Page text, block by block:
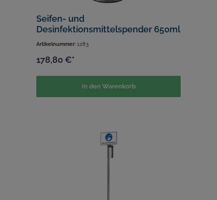
Seifen- und
Desinfektionsmittelspender 650ml
Artikelnummer: 1283
178,80 €*
In den Warenkorb